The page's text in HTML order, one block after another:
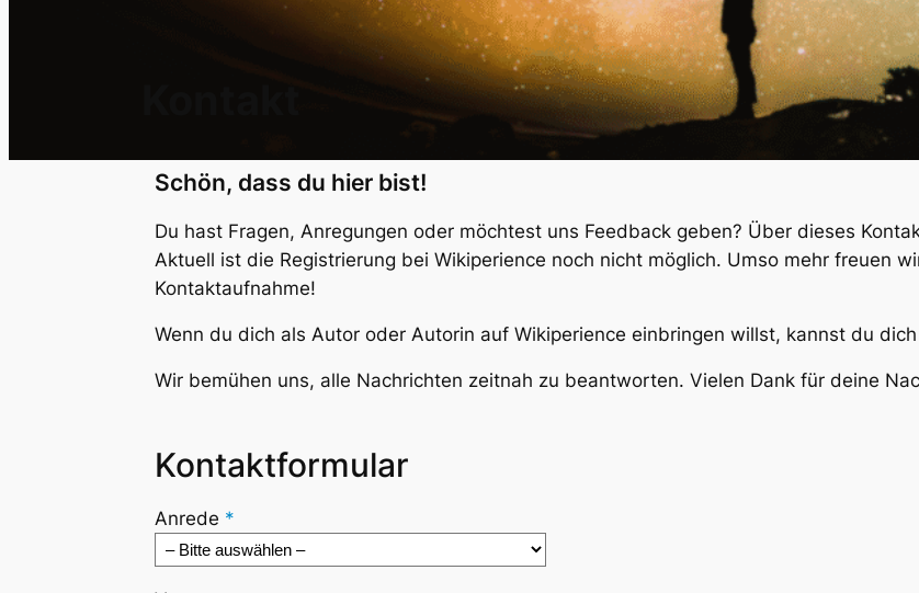
Schön, dass du hier bist!
Du hast Fra­gen, Anre­gun­gen oder möch­test uns Feed­back geben? Über die­ses
Aktu­ell ist die Regis­trie­rung bei Wiki­pe­ri­ence noch nicht mög­lich. Umso mehr freu­en
Kontaktaufnahme!
Wenn du dich als Autor oder Autorin auf Wiki­pe­ri­ence ein­brin­gen willst, kannst du
Wir bemü­hen uns, alle Nach­rich­ten zeit­nah zu beant­wor­ten. Vie­len Dank für dei­ne
Kon­takt­for­mu­lar
Anre­de *